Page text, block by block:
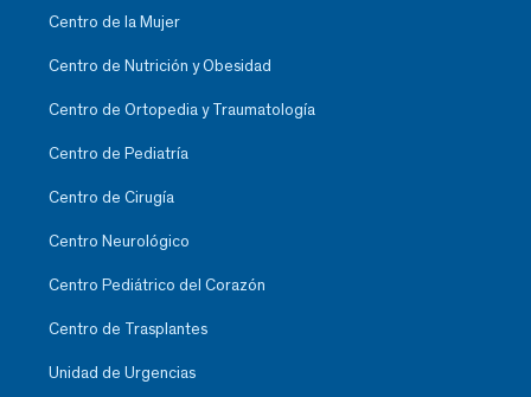
Centro de la Mujer
Centro de Nutrición y Obesidad
Centro de Ortopedia y Traumatología
Centro de Pediatría
Centro de Cirugía
Centro Neurológico
Centro Pediátrico del Corazón
Centro de Trasplantes
Unidad de Urgencias